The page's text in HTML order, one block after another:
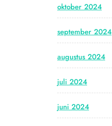
oktober 2024
september 2024
augustus 2024
juli 2024
juni 2024